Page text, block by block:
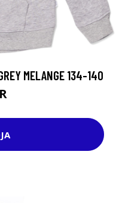
MELANGE 134-140